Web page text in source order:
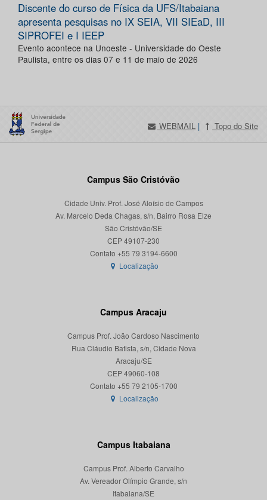
Discente do curso de Física da UFS/Itabaiana
apresenta pesquisas no IX SEIA, VII SIEaD, III
SIPROFEI e I IEEP
Evento acontece na Unoeste - Universidade do Oeste
Paulista, entre os dias 07 e 11 de maio de 2026
WEBMAIL | Topo do Site
Campus São Cristóvão
Cidade Univ. Prof. José Aloísio de Campos
Av. Marcelo Deda Chagas, s/n, Bairro Rosa Elze
São Cristóvão/SE
CEP 49107-230
Localização
Campus Aracaju
Campus Prof. João Cardoso Nascimento
Rua Cláudio Batista, s/n, Cidade Nova
Aracaju/SE
CEP 49060-108
Localização
Campus Itabaiana
Campus Prof. Alberto Carvalho
Av. Vereador Olímpio Grande, s/n
Itabaiana/SE